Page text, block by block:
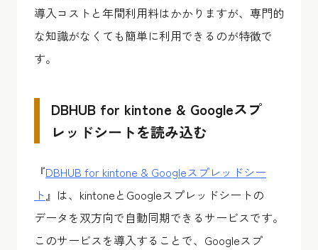
導入コストと年間利用料はかかりますが、専門的
な知識がなくても簡単に利用できるのが特徴で
す。
DBHUB for kintone & Googleスプ
レッドシートを読み込む
『DBHUB for kintone & Googleスプレッドシー
ト』は、kintoneとGoogleスプレッドシートの
データを双方向で自動同期できるサービスです。
このサービスを導入することで、Googleスプ